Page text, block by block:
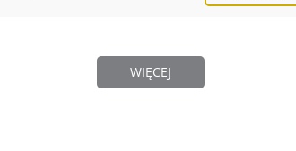
WIĘCEJ